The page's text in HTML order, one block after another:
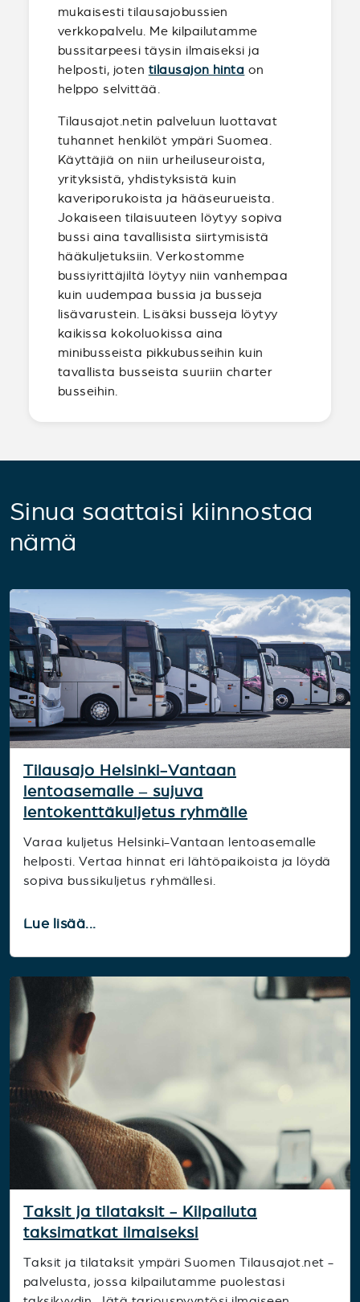
mukaisesti tilausajobussien
verkkopalvelu. Me kilpailutamme
bussitarpeesi täysin ilmaiseksi ja
helposti, joten tilausajon hinta on
helppo selvittää.
Tilausajot.netin palveluun luottavat
tuhannet henkilöt ympäri Suomea.
Käyttäjiä on niin urheiluseuroista,
yrityksistä, yhdistyksistä kuin
kaveriporukoista ja hääseurueista.
Jokaiseen tilaisuuteen löytyy sopiva
bussi aina tavallisista siirtymisistä
hääkuljetuksiin. Verkostomme
bussiyrittäjiltä löytyy niin vanhempaa
kuin uudempaa bussia ja busseja
lisävarustein. Lisäksi busseja löytyy
kaikissa kokoluokissa aina
minibusseista pikkubusseihin kuin
tavallista busseista suuriin charter
busseihin.
Sinua saattaisi kiinnostaa
nämä
Tilausajo Helsinki-Vantaan
lentoasemalle – sujuva
lentokenttäkuljetus ryhmälle
Varaa kuljetus Helsinki-Vantaan lentoasemalle
helposti. Vertaa hinnat eri lähtöpaikoista ja löydä
sopiva bussikuljetus ryhmällesi.
Lue lisää...
Taksit ja tilataksit - Kilpailuta
taksimatkat ilmaiseksi
Taksit ja tilataksit ympäri Suomen Tilausajot.net -
palvelusta, jossa kilpailutamme puolestasi